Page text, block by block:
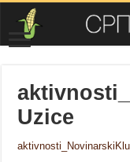
Uzice